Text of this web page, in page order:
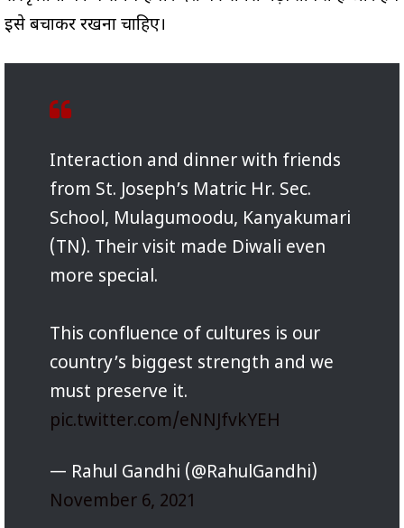
इसे बचाकर रखना चाहिए।
Interaction and dinner with friends
from St. Joseph’s Matric Hr. Sec.
School, Mulagumoodu, Kanyakumari
(TN). Their visit made Diwali even
more special.
This confluence of cultures is our
country’s biggest strength and we
must preserve it.
pic.twitter.com/eNNJfvkYEH
— Rahul Gandhi (@RahulGandhi)
November 6, 2021